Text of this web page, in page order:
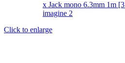
Click to enlarge